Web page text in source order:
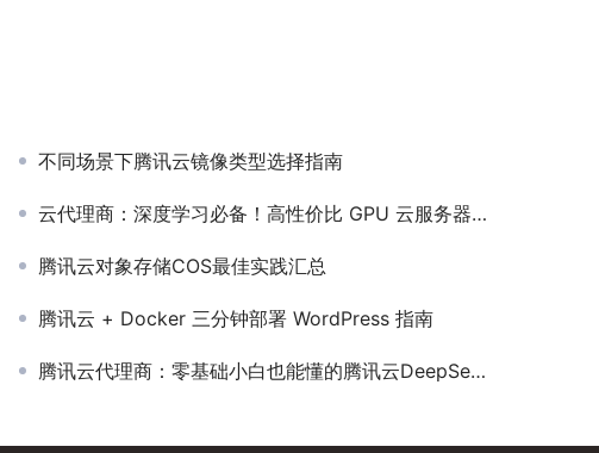
不同场景下腾讯云镜像类型选择指南
云代理商：深度学习必备！高性价比 GPU 云服务器部署全攻略
腾讯云对象存储COS最佳实践汇总
腾讯云 + Docker 三分钟部署 WordPress 指南
腾讯云代理商：零基础小白也能懂的腾讯云DeepSeek V4部署指南